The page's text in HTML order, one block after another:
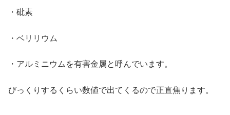
・砒素
・ベリリウム
・アルミニウムを有害金属と呼んでいます。
びっくりするくらい数値で出てくるので正直焦ります。